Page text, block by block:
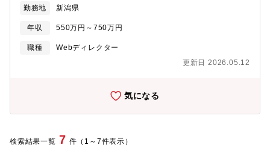
プロダクトの要件定義 ■プロダクトのロードマップ作成■クライア
ントとの認識合わせ ■クライアントのニーズヒアリング■プロジェ
クトの推進 ■プロジェクトメンバーへの指示出し ■その他プロジェ
クト進行に必要な業務 【取引事例】東急、サッポロホールディン
会社を創る」という夢を掲げ、アプリ周辺もやり続けてきた会社
まで“ワンチーム”で伴走。「デジタル領域全般で頼られる存在」と
して顧客に寄り添い、課題解決や事業成長に貢献します。
勤務地 新潟県
年収 550万円～750万円
職種
Webディレクター
更新日 2026.05.12
気になる
検索結果一覧 7 件（1～7件表示）